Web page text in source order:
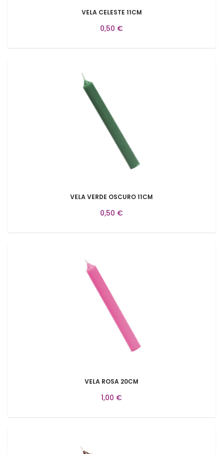
VELA CELESTE 11CM
0,50 €
VELA VERDE OSCURO 11CM
0,50 €
VELA ROSA 20CM
1,00 €